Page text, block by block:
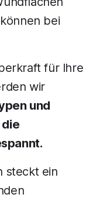
bei
für Ihre
wir
und
die
steckt ein